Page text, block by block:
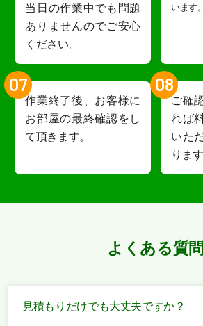
当日の作業中でも問題
ありませんのでご安心
ください。
います。
07
作業終了後、お客様に
お部屋の最終確認をし
て頂きます。
08
ご確
れば
いた
ります
よくある質問
見積もりだけでも大丈夫ですか？